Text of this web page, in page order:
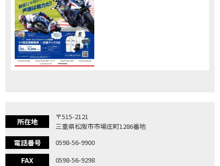
NEW BIKE
NEWS 国内販売を予定するグローバルモデルがHondaバイクWebサイトで公開されました！
NEW BIKE 「CRF250L」「CRF250 RALLY」をフルモデルチェンジし発表！
所在地
〒515-2121
三重県松阪市市場庄町1286番地
電話番号 0598-56-9900
FAX 0598-56-9298